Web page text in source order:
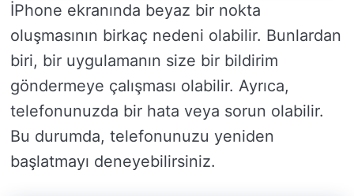
İPhone ekranında beyaz bir nokta
oluşmasının birkaç nedeni olabilir. Bunlardan
biri, bir uygulamanın size bir bildirim
göndermeye çalışması olabilir. Ayrıca,
telefonunuzda bir hata veya sorun olabilir.
Bu durumda, telefonunuzu yeniden
başlatmayı deneyebilirsiniz.